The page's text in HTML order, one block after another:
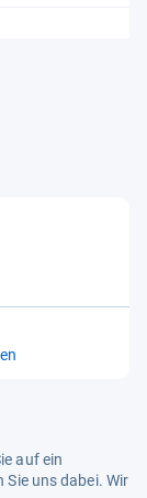
auf ein
uns dabei. Wir